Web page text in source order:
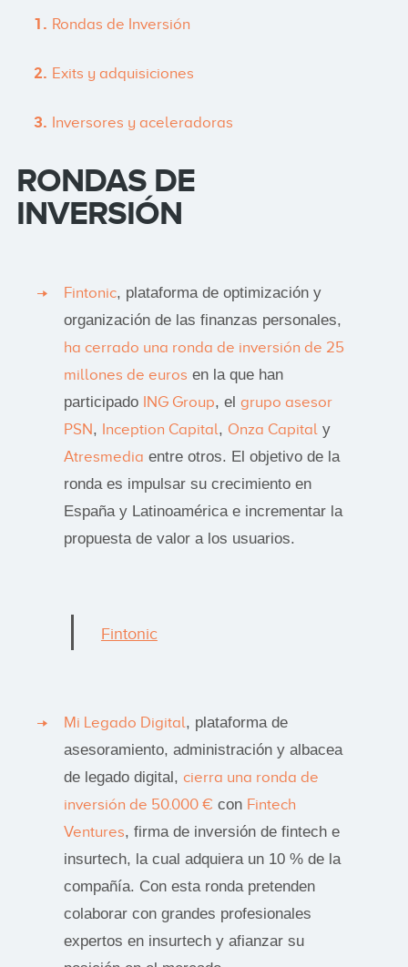
Rondas de Inversión
Exits y adquisiciones
Inversores y aceleradoras
RONDAS DE
INVERSIÓN
Fintonic, plataforma de optimización y
organización de las finanzas personales,
ha cerrado una ronda de inversión de 25
millones de euros en la que han
participado ING Group, el grupo asesor
PSN, Inception Capital, Onza Capitaly
Atresmedia entre otros. El objetivo de la
ronda es impulsar su crecimiento en
España y Latinoamérica e incrementar la
propuesta de valor a los usuarios.
Fintonic
Mi Legado Digital, plataforma de
asesoramiento, administración y albacea
de legado digital, cierra una ronda de
inversión de 50.000 € con Fintech
Ventures, firma de inversión de fintech e
insurtech, la cual adquiera un 10 % de la
compañía. Con esta ronda pretenden
colaborar con grandes profesionales
expertos en insurtech y afianzar su